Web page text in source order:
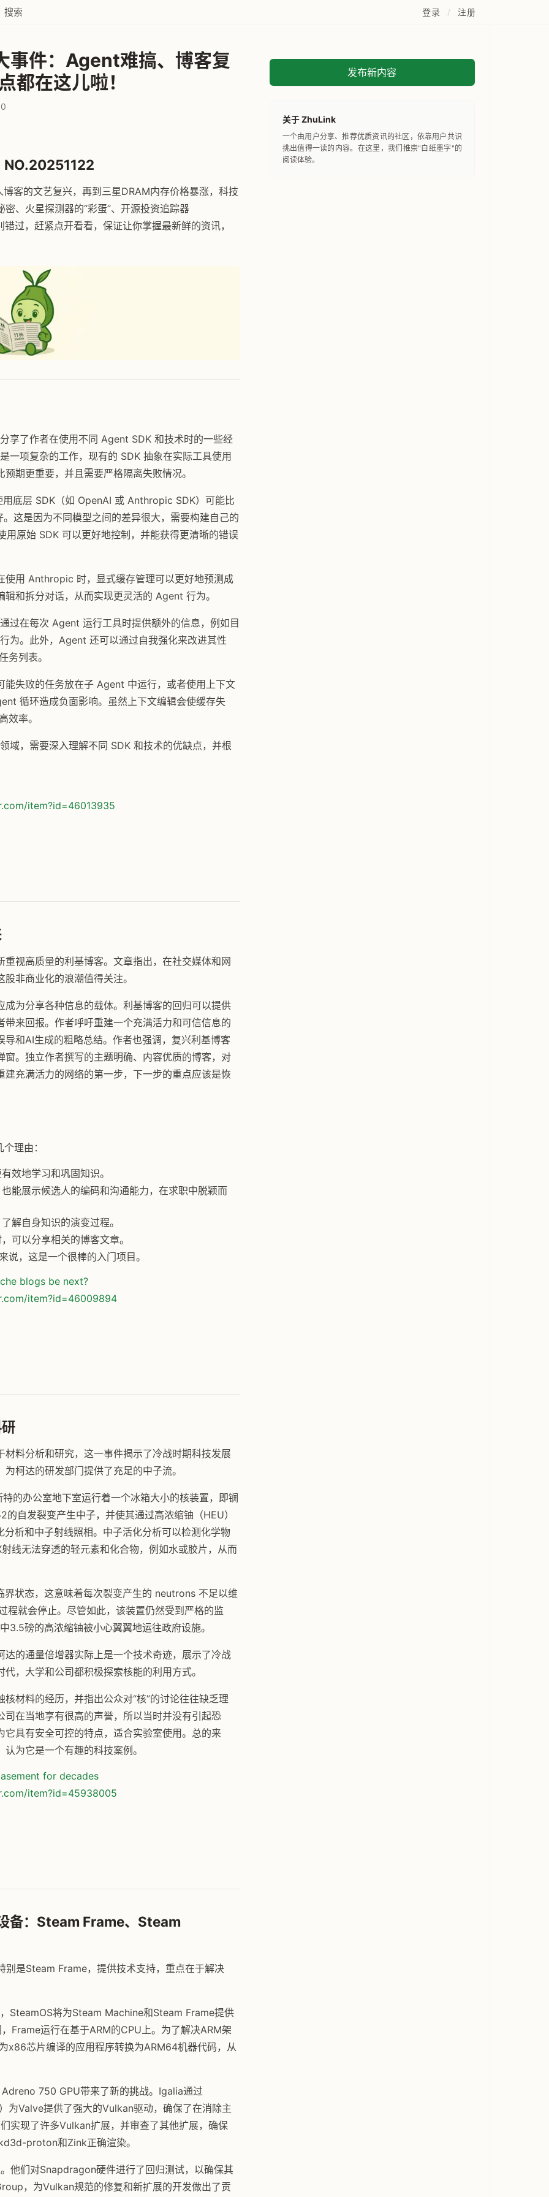
搜索 登录 / 注册
事件：Agent难搞、博客复
都在这儿啦！
0
NO.20251122
客的文艺复兴，再到三星DRAM内存价格暴涨，科技
、火星探测器的“彩蛋”、开源投资追踪器
过，赶紧点开看看，保证让你掌握最新鲜的资讯，
享了作者在使用不同 Agent SDK 和技术时的一些经
一项复杂的工作，现有的 SDK 抽象在实际工具使用
期更重要，并且需要严格隔离失败情况。
底层 SDK（如 OpenAI 或 Anthropic SDK）可能比
这是因为不同模型之间的差异很大，需要构建自己的
原始 SDK 可以更好地控制，并能获得更清晰的错误
使用 Anthropic 时，显式缓存管理可以更好地预测成
和拆分对话，从而实现更灵活的 Agent 行为。
过在每次 Agent 运行工具时提供额外的信息，例如目
为。此外，Agent 还可以通过自我强化来改进其性
列表。
失败的任务放在子 Agent 中运行，或者使用上下文
循环造成负面影响。虽然上下文编辑会使缓存失
效率。
域，需要深入理解不同 SDK 和技术的优缺点，并根
item?id=46013935
视高质量的利基博客。文章指出，在社交媒体和网
非商业化的浪潮值得关注。
为分享各种信息的载体。利基博客的回归可以提供
来回报。作者呼吁重建一个充满活力和可信信息的
和AI生成的粗略总结。作者也强调，复兴利基博客
。独立作者撰写的主题明确、内容优质的博客，对
充满活力的网络的第一步，下一步的重点应该是恢
理由：
效地学习和巩固知识。
能展示候选人的编码和沟通能力，在求职中脱颖而
解自身知识的演变过程。
可以分享相关的博客文章。
说，这是一个很棒的入门项目。
blogs be next?
item?id=46009894
料分析和研究，这一事件揭示了冷战时期科技发展
柯达的研发部门提供了充足的中子流。
的办公室地下室运行着一个冰箱大小的核装置，即锎
自发裂变产生中子，并使其通过高浓缩铀（HEU）
析和中子射线照相。中子活化分析可以检测化学物
线无法穿透的轻元素和化合物，例如水或胶片，从而
状态，这意味着每次裂变产生的 neutrons 不足以维
就会停止。尽管如此，该装置仍然受到严格的监
磅的高浓缩铀被小心翼翼地运往政府设施。
的通量倍增器实际上是一个技术奇迹，展示了冷战
，大学和公司都积极探索核能的利用方式。
材料的经历，并指出公众对“核”的讨论往往缺乏理
在当地享有很高的声誉，所以当时并没有引起恐
具有安全可控的特点，适合实验室使用。总的来
为它是一个有趣的科技案例。
for decades
item?id=45938005
备：Steam Frame、Steam
是Steam Frame，提供技术支持，重点在于解决
SteamOS将为Steam Machine和Steam Frame提供
Frame运行在基于ARM的CPU上。为了解决ARM架
x86芯片编译的应用程序转换为ARM64机器代码，从
750 GPU带来了新的挑战。Igalia通过
为Valve提供了强大的Vulkan驱动，确保了在消除主
实现了许多Vulkan扩展，并审查了其他扩展，确保
proton和Zink正确渲染。
他们对Snapdragon硬件进行了回归测试，以确保其
，为Vulkan规范的修复和新扩展的开发做出了贡
发布新内容
关于 ZhuLink
一个由用户分享、推荐优质资讯的社区，依靠用户共识
挑出值得一读的内容。在这里，我们推崇"白纸墨字"的
阅读体验。